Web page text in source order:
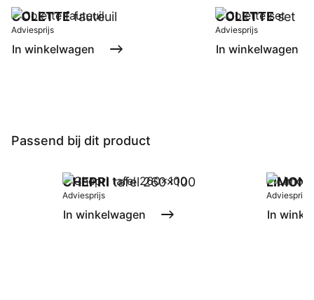
COLETTEfauteuil
Adviesprijs
In winkelwagen
COLETTEset
Adviesprijs
In winkelwagen
Passend bij dit product
CHEPRI tafel 260x100
Adviesprijs
In winkelwagen
LIMONE
Adviesprijs
In